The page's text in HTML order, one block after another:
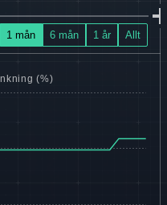
1 mån 6 mån 1 år Allt